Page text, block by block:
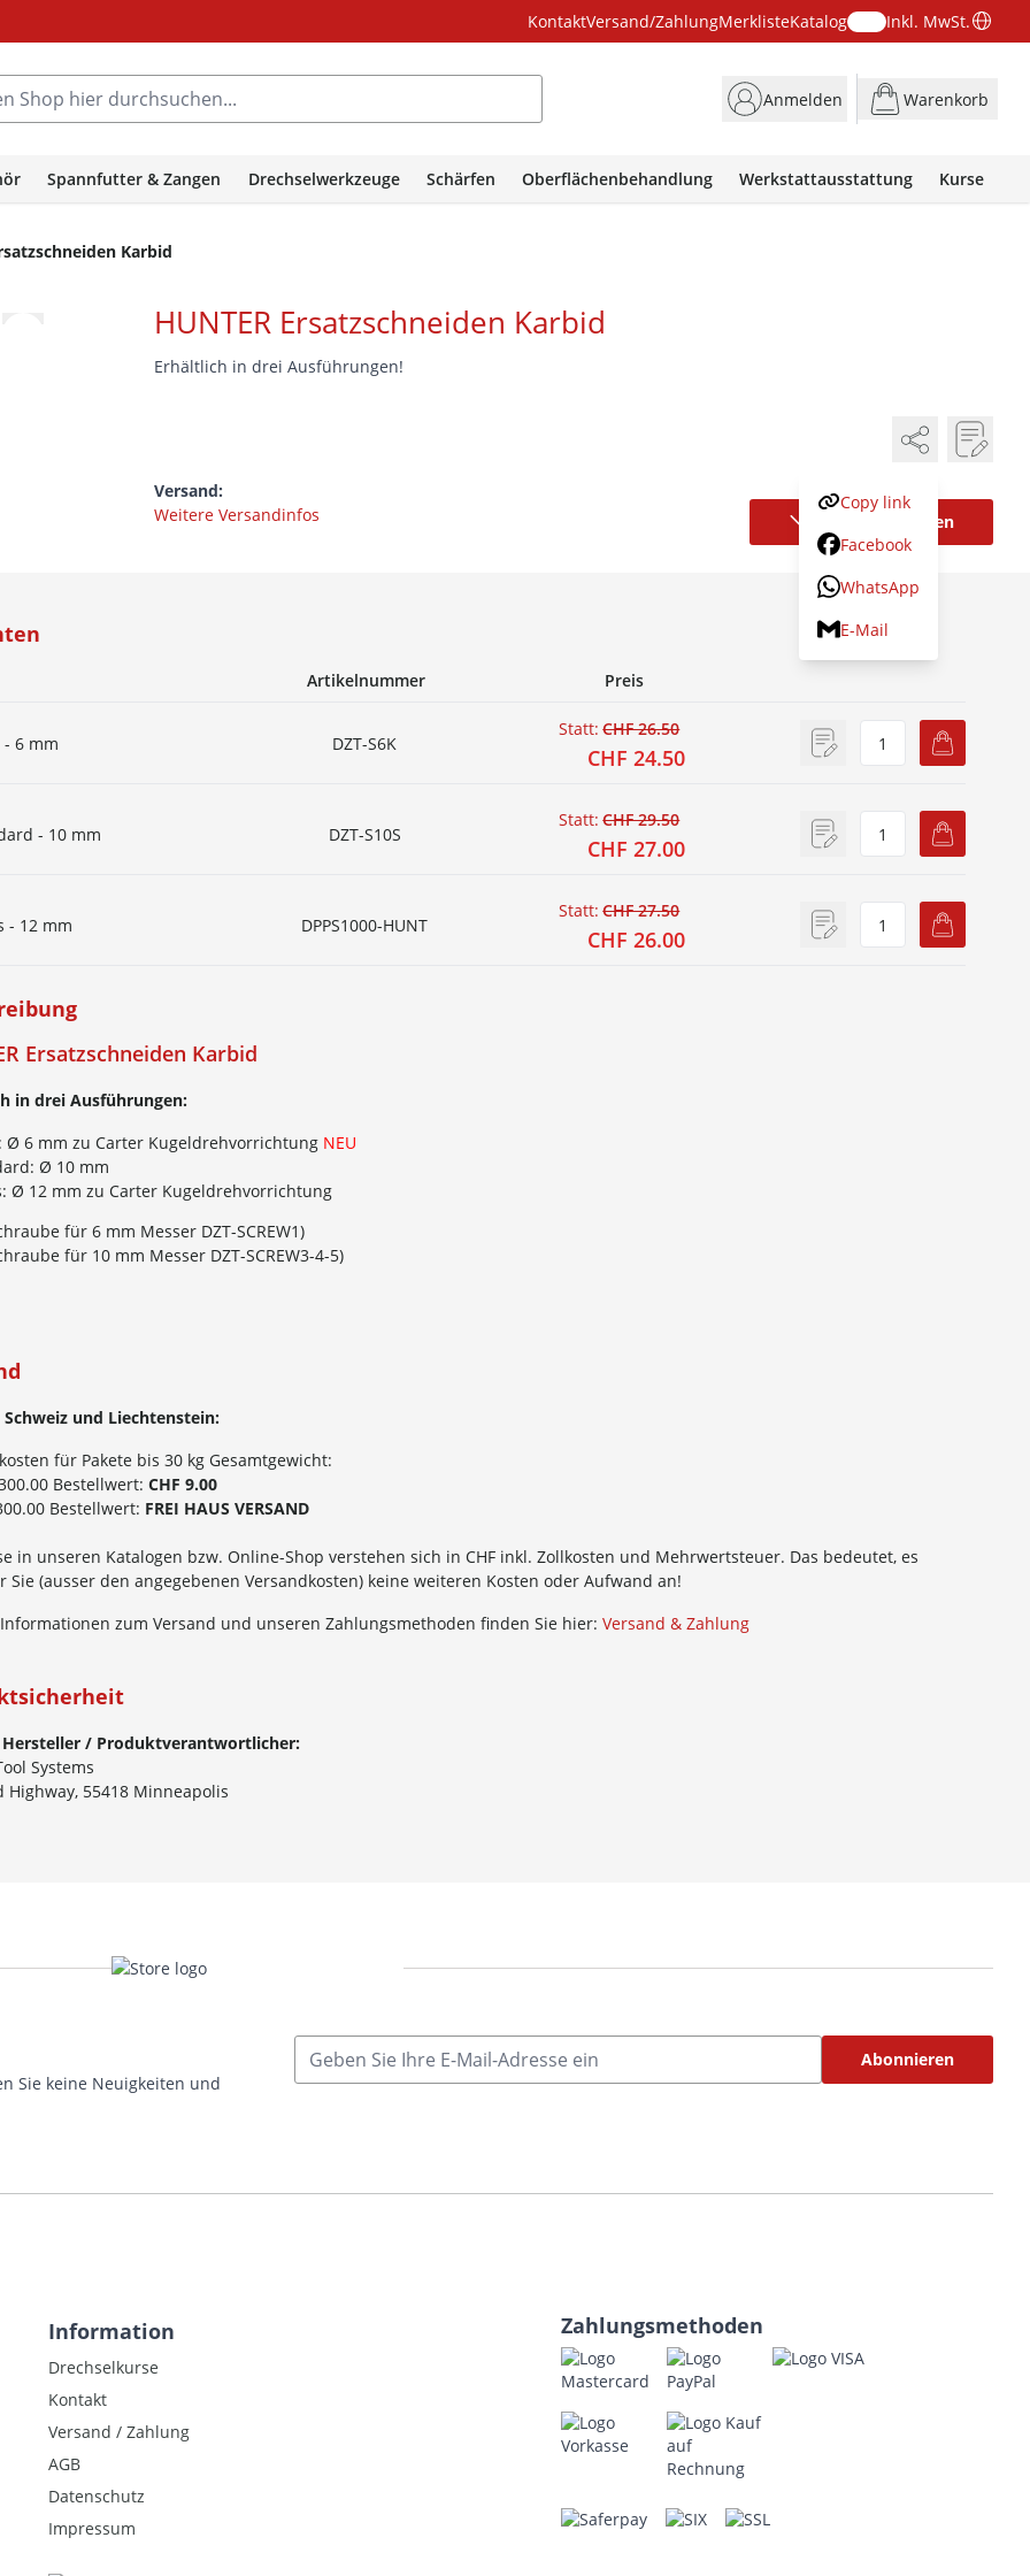
KontaktVersand/ZahlungMerklisteKatalog Inkl. MwSt.
hier durchsuchen...
Anmelden Warenkorb
Spannfutter & Zangen Drechselwerkzeuge Schärfen Oberflächenbehandlung Werkstattausstattung Kurse
Karbid
HUNTER Ersatzschneiden Karbid
Erhältlich in drei Ausführungen!
Versand:
Weitere Versandinfos
Copy link
Facebook
WhatsApp
E-Mail
Variante wählen
Artikelnummer Preis
6 mm DZT-S6K
Statt: CHF 26.50
CHF 24.50
- 10 mm DZT-S10S
Statt: CHF 29.50
CHF 27.00
- 12 mm DPPS1000-HUNT
Statt: CHF 27.50
CHF 26.00
Ersatzschneiden Karbid
in drei Ausführungen:
Ø 6 mm zu Carter Kugeldrehvorrichtung NEU
Ø 10 mm
Ø 12 mm zu Carter Kugeldrehvorrichtung
für 6 mm Messer DZT-SCREW1)
für 10 mm Messer DZT-SCREW3-4-5)
Schweiz und Liechtenstein:
für Pakete bis 30 kg Gesamtgewicht:
Bestellwert: CHF 9.00
Bestellwert: FREI HAUS VERSAND
in unseren Katalogen bzw. Online-Shop verstehen sich in CHF inkl. Zollkosten und Mehrwertsteuer. Das bedeutet, es
Sie (ausser den angegebenen Versandkosten) keine weiteren Kosten oder Aufwand an!
zum Versand und unseren Zahlungsmethoden finden Sie hier: Versand & Zahlung
/ Produktverantwortlicher:
Systems
Highway, 55418 Minneapolis
Sie keine Neuigkeiten und
E-Mailadresse
Abonnieren
Information
Drechselkurse
Kontakt
Versand / Zahlung
AGB
Datenschutz
Impressum
Zahlungsmethoden